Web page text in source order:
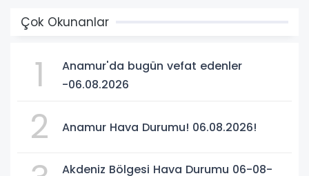
Çok Okunanlar
1
Anamur'da bugün vefat edenler
-06.08.2026
2 Anamur Hava Durumu! 06.08.2026!
Akdeniz Bölgesi Hava Durumu 06-08-